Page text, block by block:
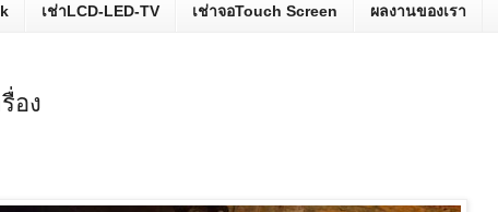
เช่าLCD-LED-TV เช่าจอTouch Screen ผลงานของเรา
อง